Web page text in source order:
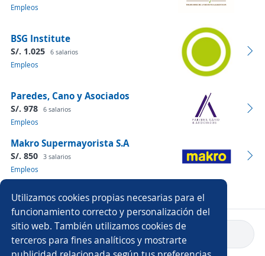
Empleos
BSG Institute
S/. 1.025 6 salarios
Empleos
Paredes, Cano y Asociados
S/. 978 6 salarios
Empleos
Makro Supermayorista S.A
S/. 850 3 salarios
Empleos
Ver más empresas
Volver a inicio
Utilizamos cookies propias necesarias para el
funcionamiento correcto y personalización del
sitio web. También utilizamos cookies de
terceros para fines analíticos y mostrarte